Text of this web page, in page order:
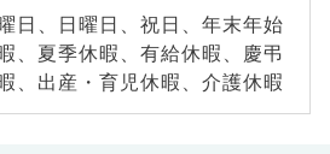
日、日曜日、祝日、年末年始
、夏季休暇、有給休暇、慶弔
、出産・育児休暇、介護休暇